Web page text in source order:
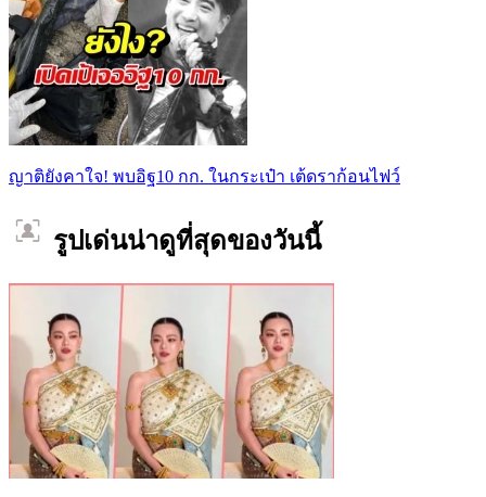
ญาติยังคาใจ! พบอิฐ10 กก. ในกระเป๋า เต้ดราก้อนไฟว์
รูปเด่นน่าดูที่สุดของวันนี้